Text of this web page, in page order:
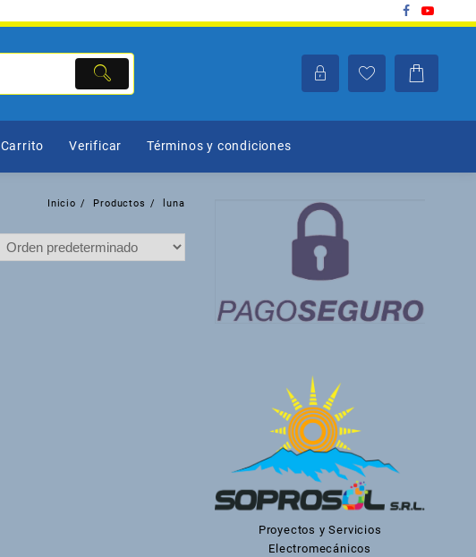
Carrito Verificar Términos y condiciones
Inicio Productos luna
Proyectos y Servicios
Electromecánicos